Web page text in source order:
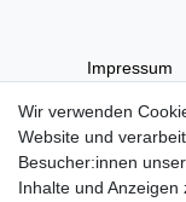
Wir verwenden
Website und
Besucher:innen
Inhalte und
Impressum
Widerrufs­recht